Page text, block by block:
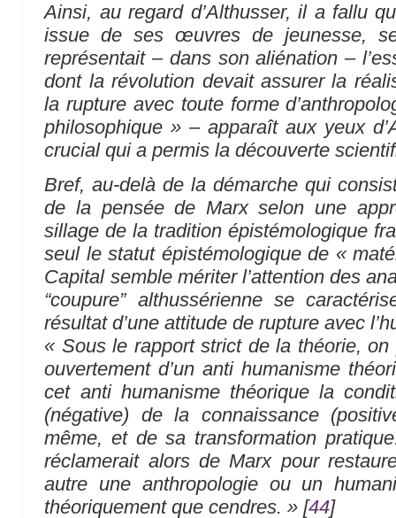
Ainsi, au regard d’Althusser, il a fallu
issue de ses œuvres de jeunesse,
représentait – dans son aliénation –
dont la révolution devait assurer la
la rupture avec toute forme
philosophique » – apparaît aux yeux
crucial qui a permis la découverte
Bref, au-delà de la démarche qui
de la pensée de Marx selon une
sillage de la tradition épistémologique
seul le statut épistémologique de «
Capital semble mériter l’attention des
“coupure” althussérienne se
résultat d’une attitude de rupture avec
« Sous le rapport strict de la théorie,
ouvertement d’un anti humanisme
cet anti humanisme théorique la
(négative) de la connaissance
même, et de sa transformation
réclamerait alors de Marx pour
autre une anthropologie ou un
théoriquement que cendres. » [44]